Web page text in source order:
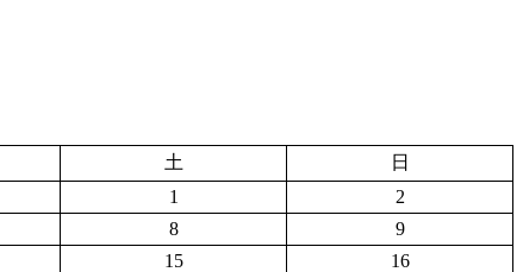
土
日
1
2
8
9
15
16